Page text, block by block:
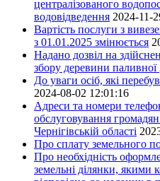
централізованого
водовідведення 2024-11-
Вартість послуги з
з 01.01.2025 змінюється
Надано дозвіл на
збору деревини паливної
До уваги осіб, які
2024-08-02 12:01:16
Адреси та номери
обслуговування
Чернігівській області
Про сплату земельного
Про необхідність
земельні ділянки, якими